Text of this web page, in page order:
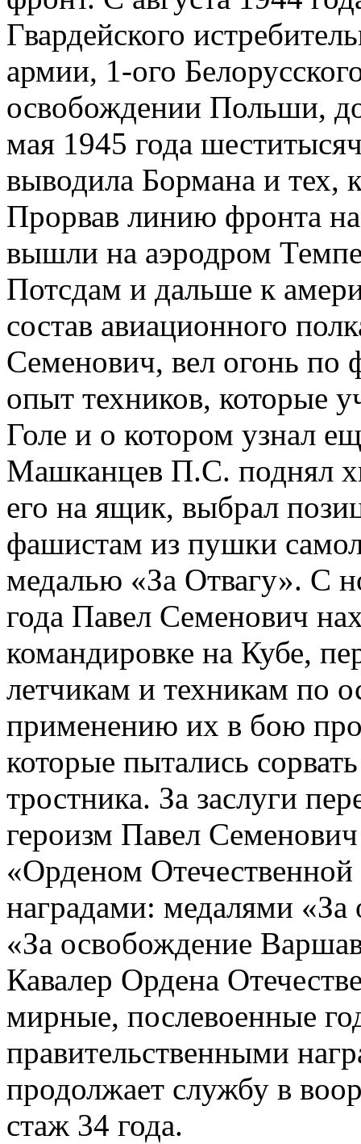
Гвардейского
армии, 1-ого
освобождении Польши,
мая 1945 года
выводила Бормана и тех,
Прорвав линию фронта
вышли на аэродром
Потсдам и дальше к
состав авиационного
Семенович, вел огонь по
опыт техников, которые
Голе и о котором узнал
Машканцев П.С. поднял
его на ящик, выбрал
фашистам из пушки
медалью «За Отвагу». С
года Павел Семенович
командировке на Кубе,
летчикам и техникам по
применению их в бою
которые пытались
тростника. За заслуги
героизм Павел
«Орденом
наградами: медалями «За
«За освобождение
Кавалер Ордена
мирные, послевоенные
правительственными
продолжает службу в
стаж 34 года.